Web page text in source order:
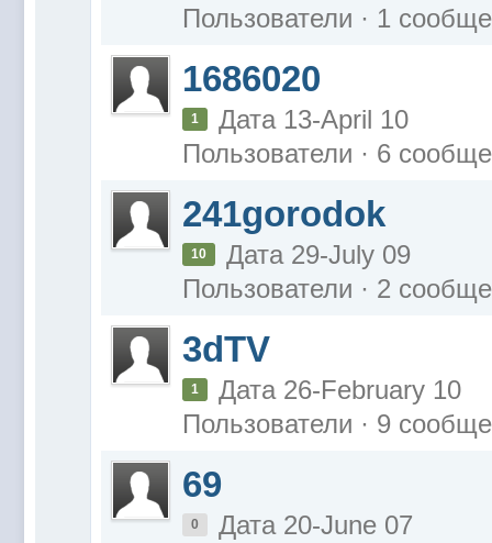
Пользователи · 1
1686020
1
Дата 13-April 10
Пользователи · 6
241gorodok
10
Дата 29-July 09
Пользователи · 2
3dTV
1
Дата 26-February 10
Пользователи · 9
69
0
Дата 20-June 07